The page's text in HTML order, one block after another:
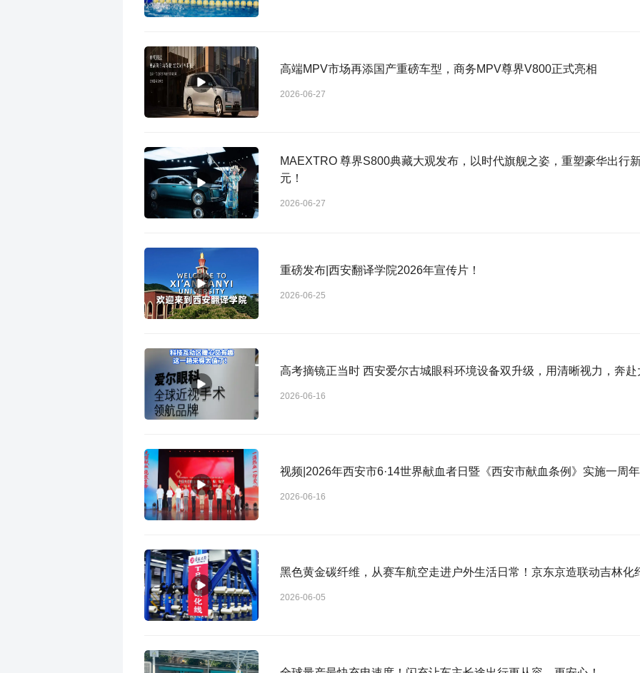
高端MPV市场再添国产重磅车型，商务MPV尊界V800正式亮相
2026-06-27
MAEXTRO 尊界S800典藏大观发布，以时代旗舰之姿，重塑豪华出行
元！
2026-06-27
重磅发布|西安翻译学院2026年宣传片！
2026-06-25
高考摘镜正当时 西安爱尔古城眼科环境设备双升级，用清晰视力，
2026-06-16
视频|2026年西安市6·14世界献血者日暨《西安市献血条例》实施一周
2026-06-16
黑色黄金碳纤维，从赛车航空走进户外生活日常！京东京造联动吉林化
2026-06-05